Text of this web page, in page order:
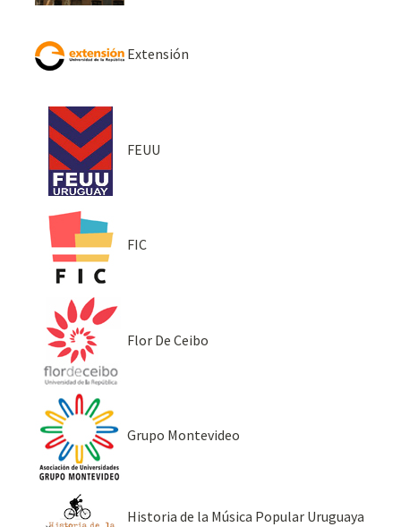
Extensión
FEUU
FIC
Flor De Ceibo
Grupo Montevideo
Historia de la Música Popular Uruguaya